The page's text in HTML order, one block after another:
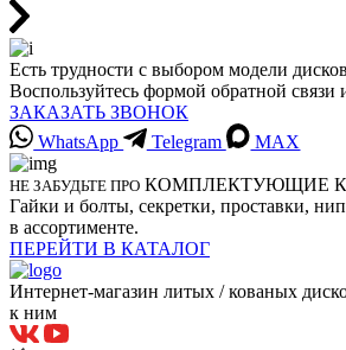
Есть трудности с выбором модели
Воспользуйтесь формой обратной
ЗАКАЗАТЬ ЗВОНОК
WhatsApp
Telegram MAX
НЕ ЗАБУДЬТЕ ПРО КОМПЛЕКТУЮЩИЕ
Гайки и болты, секретки, проставки,
в ассортименте.
ПЕРЕЙТИ В КАТАЛОГ
Интернет-магазин литых / кованых
к ним